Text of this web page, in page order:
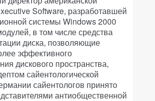
Software, разработавшей
системы Windows 2000
в том числе средства
диска, позволяющие
эффективного
дискового пространства,
сайентологической
сайентологов принято
антиобщественной